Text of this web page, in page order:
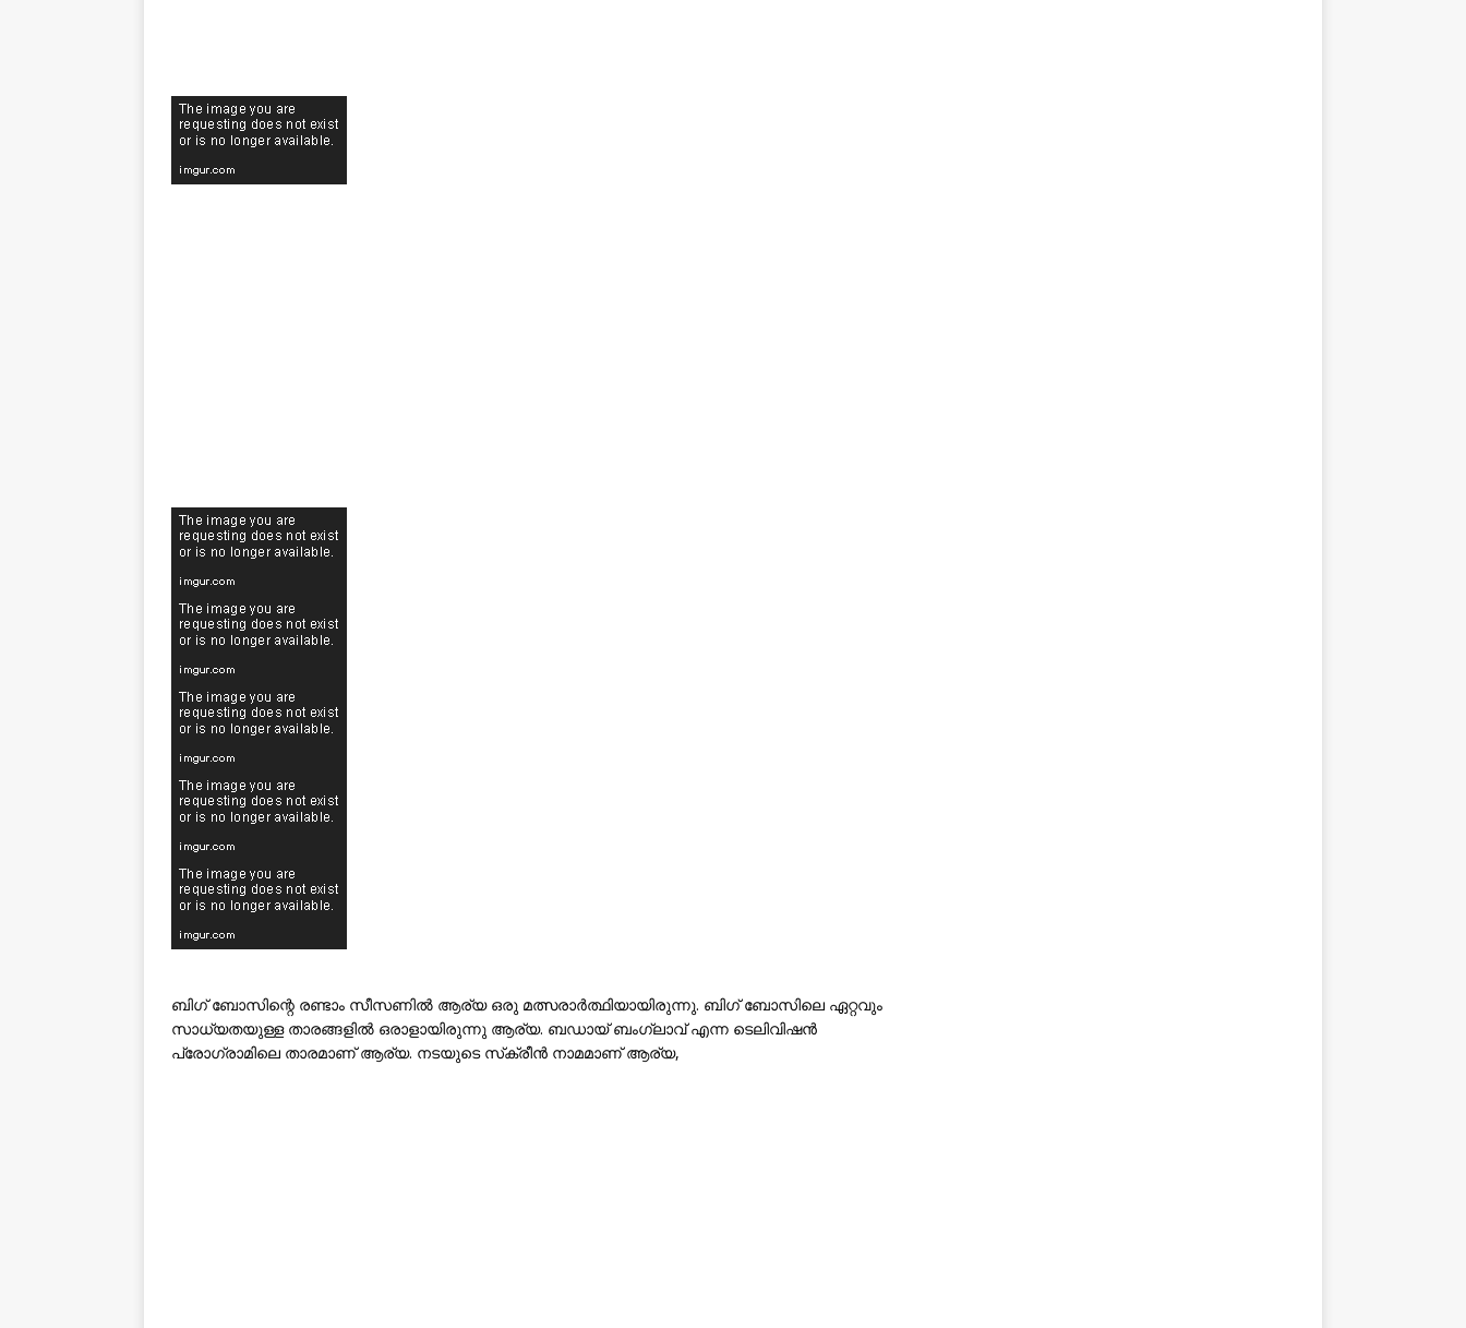
ബിഗ് ബോസിന്റെ രണ്ടാം സീസണിൽ ആര്യ ഒരു മത്സരാർത്ഥിയായിരുന്നു. ബിഗ് ബോസിലെ ഏറ്റവും
സാധ്യതയുള്ള താരങ്ങളിൽ ഒരാളായിരുന്നു ആര്യ. ബഡായ് ബംഗ്ലാവ് എന്ന ടെലിവിഷൻ
പ്രോഗ്രാമിലെ താരമാണ് ആര്യ. നടയുടെ സ്‌ക്രീൻ നാമമാണ് ആര്യ,